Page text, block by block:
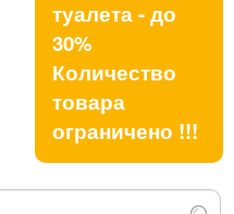
туалета - до
30%
Количество
товара
ограничено !!!